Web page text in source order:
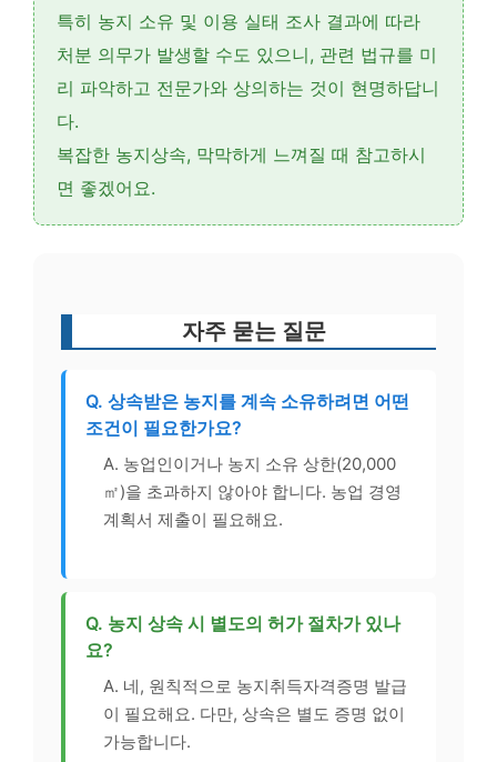
특히 농지 소유 및 이용 실태 조사 결과에 따라
처분 의무가 발생할 수도 있으니, 관련 법규를 미
리 파악하고 전문가와 상의하는 것이 현명하답니
다.
복잡한 농지상속, 막막하게 느껴질 때 참고하시
면 좋겠어요.
자주 묻는 질문
Q. 상속받은 농지를 계속 소유하려면 어떤
조건이 필요한가요?
A. 농업인이거나 농지 소유 상한(20,000
㎡)을 초과하지 않아야 합니다. 농업 경영
계획서 제출이 필요해요.
Q. 농지 상속 시 별도의 허가 절차가 있나
요?
A. 네, 원칙적으로 농지취득자격증명 발급
이 필요해요. 다만, 상속은 별도 증명 없이
가능합니다.